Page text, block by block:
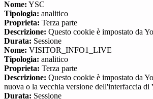
Nome: YSC
Tipologia: analitico
Proprieta: Terza parte
Descrizione: Questo cookie è impostato da
Durata: Sessione
Nome: VISITOR_INFO1_LIVE
Tipologia: analitico
Proprieta: Terza parte
Descrizione: Questo cookie è impostato da
nuova o la vecchia versione dell'interfaccia di
Durata: Sessione